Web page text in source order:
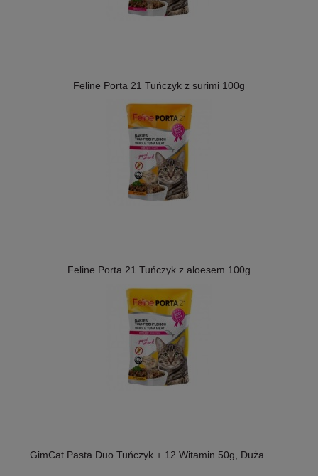
Feline Porta 21 Tuńczyk z surimi 100g
Feline Porta 21 Tuńczyk z aloesem 100g
GimCat Pasta Duo Tuńczyk + 12 Witamin 50g, Duża